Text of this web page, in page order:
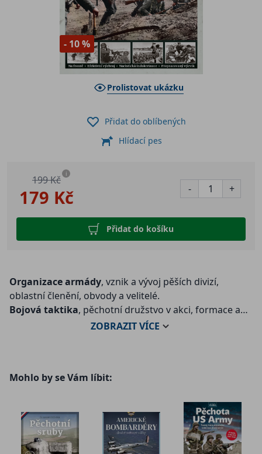
- 10 %
Prolistovat ukázku
179 Kč
199 Kč i
- +
Přidat do košíku
Přidat do oblíbených
Hlídací pes
Organizace armády, vznik a vývoj pěších divizí,
oblastní členění, obvody a velitelé.
Bojová taktika, pěchotní družstvo v akci, formace a
fáze útoku, protitankové prostředky.
Německý voják, vybavení pěšáků i důstojníků, zbraně,
Český překlad publikace Simona Fortyho z edice
vydavatelství Haynes, která nabízí ucelený pohled na
dějiny německého pozemního vojska v době nacistické
ZOBRAZITVÍCE
Mohlo by se Vám líbit: